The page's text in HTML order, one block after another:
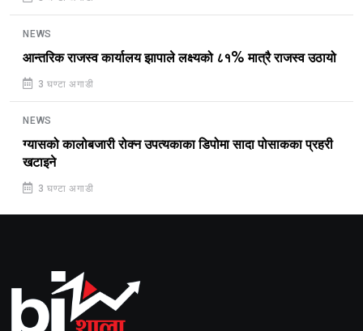
NEWS
आन्तरिक राजस्व कार्यालय झापाले लक्ष्यको ८१% मात्रै राजस्व उठायो
3 घण्टा अगाडी
NEWS
ग्यासको कालोबजारी रोक्न उपत्यकाका डिपोमा सादा पोसाकका प्रहरी
खटाइने
3 घण्टा अगाडी